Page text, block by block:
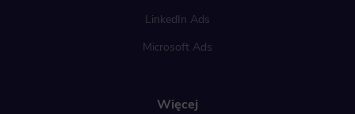
Więcej
LinkedIn Ads
Microsoft Ads